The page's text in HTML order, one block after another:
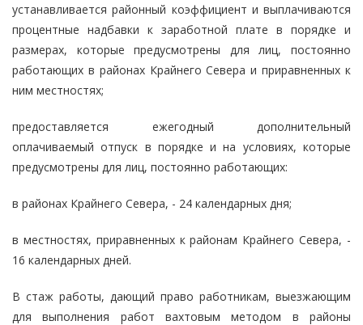
устанавливается районный коэффициент и выплачиваются
процентные надбавки к заработной плате в порядке и
размерах, которые предусмотрены для лиц, постоянно
работающих в районах Крайнего Севера и приравненных к
ним местностях;
предоставляется ежегодный дополнительный
оплачиваемый отпуск в порядке и на условиях, которые
предусмотрены для лиц, постоянно работающих:
в районах Крайнего Севера, - 24 календарных дня;
в местностях, приравненных к районам Крайнего Севера, -
16 календарных дней.
В стаж работы, дающий право работникам, выезжающим
для выполнения работ вахтовым методом в районы